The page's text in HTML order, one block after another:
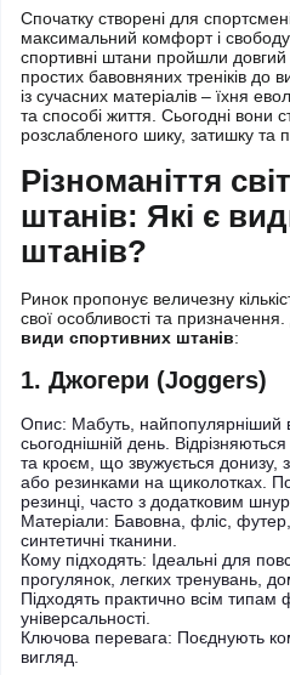
Спочатку створені для
максимальний комфорт і свободу
спортивні штани пройшли
простих бавовняних треніків до
із сучасних матеріалів – їхня
та способі життя. Сьогодні вони
розслабленого шику, затишку та
Різноманіття
штанів: Які є
штанів?
Ринок пропонує величезну
свої особливості та
види спортивних штанів:
1. Джогери (Joggers)
Опис: Мабуть, найпопулярніший
сьогоднішній день.
та кроєм, що звужується
або резинками на щиколотках.
резинці, часто з додатковим
Матеріали: Бавовна, фліс,
синтетичні тканини.
Кому підходять: Ідеальні для
прогулянок, легких тренувань,
Підходять практично всім типам
універсальності.
Ключова перевага: Поєднують
вигляд.